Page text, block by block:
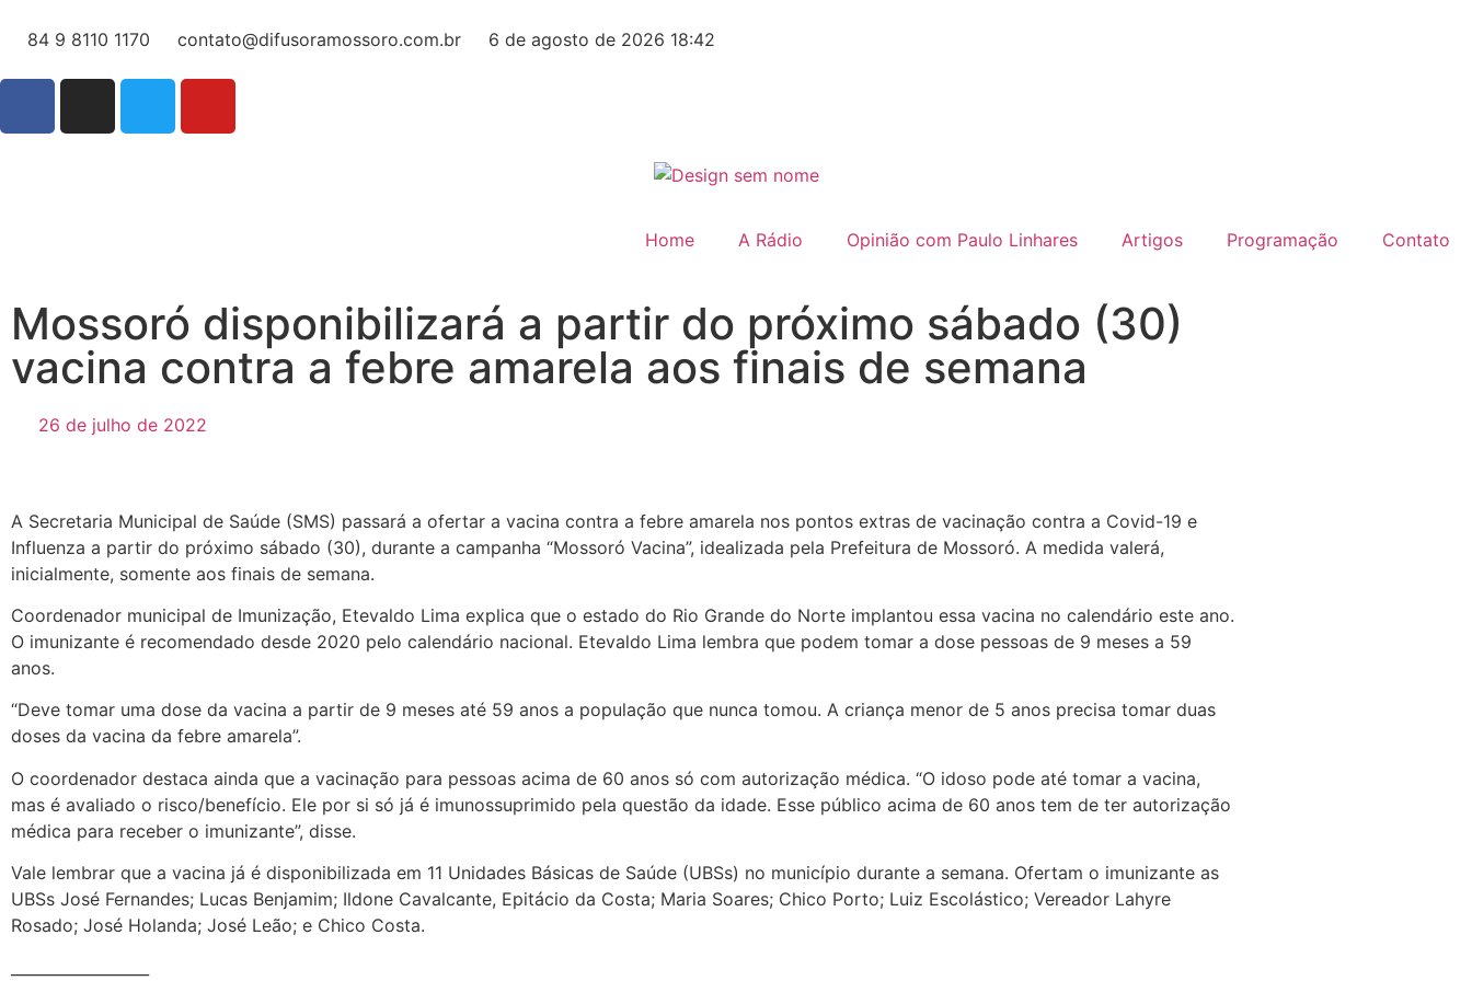
84 9 8110 1170 contato@difusoramossoro.com.br 6 de agosto de 2026 18:42
Home A Rádio Opinião com Paulo Linhares Artigos Programação Contato
Mossoró disponibilizará a partir do próximo sábado (30)
vacina contra a febre amarela aos finais de semana
26 de julho de 2022
A Secretaria Municipal de Saúde (SMS) passará a ofertar a vacina contra a febre amarela nos pontos extras de vacinação contra a Covid-19 e
Influenza a partir do próximo sábado (30), durante a campanha “Mossoró Vacina”, idealizada pela Prefeitura de Mossoró. A medida valerá,
inicialmente, somente aos finais de semana.
Coordenador municipal de Imunização, Etevaldo Lima explica que o estado do Rio Grande do Norte implantou essa vacina no calendário este ano.
O imunizante é recomendado desde 2020 pelo calendário nacional. Etevaldo Lima lembra que podem tomar a dose pessoas de 9 meses a 59
anos.
“Deve tomar uma dose da vacina a partir de 9 meses até 59 anos a população que nunca tomou. A criança menor de 5 anos precisa tomar duas
doses da vacina da febre amarela”.
O coordenador destaca ainda que a vacinação para pessoas acima de 60 anos só com autorização médica. “O idoso pode até tomar a vacina,
mas é avaliado o risco/benefício. Ele por si só já é imunossuprimido pela questão da idade. Esse público acima de 60 anos tem de ter autorização
médica para receber o imunizante”, disse.
Vale lembrar que a vacina já é disponibilizada em 11 Unidades Básicas de Saúde (UBSs) no município durante a semana. Ofertam o imunizante as
UBSs José Fernandes; Lucas Benjamim; Ildone Cavalcante, Epitácio da Costa; Maria Soares; Chico Porto; Luiz Escolástico; Vereador Lahyre
Rosado; José Holanda; José Leão; e Chico Costa.